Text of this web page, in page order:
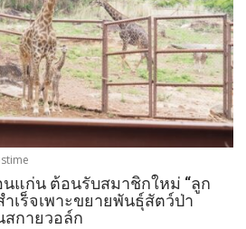
แก่น ต้อนรับสมาชิกใหม่ “ลูก
ำเร็จเพาะขยายพันธุ์สัตว์ป่า
กายวอล์ก